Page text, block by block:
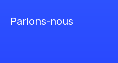
Parlons-nous